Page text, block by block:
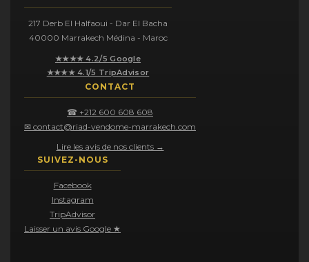
217 Derb El Halfaoui - Dar El Bacha
40000 Marrakech Médina - Maroc
★★★★ 4.2/5 Google
★★★★ 4.1/5 TripAdvisor
CONTACT
☎ +212 600 608 608
✉ contact@riad-vendome-marrakech.com
Lire les avis de nos clients →
SUIVEZ-NOUS
Facebook
Instagram
TripAdvisor
Laisser un avis Google ★